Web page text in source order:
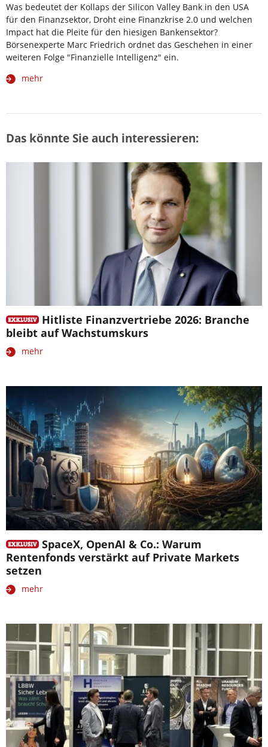
Was bedeutet der Kollaps der Silicon Valley Bank in den USA
für den Finanzsektor, Droht eine Finanzkrise 2.0 und welchen
Impact hat die Pleite für den hiesigen Bankensektor?
Börsenexperte Marc Friedrich ordnet das Geschehen in einer
weiteren Folge "Finanzielle Intelligenz" ein.
mehr
Das könnte Sie auch interessieren:
Hitliste Finanzvertriebe 2026: Branche
bleibt auf Wachstumskurs
mehr
SpaceX, OpenAI & Co.: Warum
Rentenfonds verstärkt auf Private Markets
setzen
mehr